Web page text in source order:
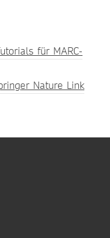
für MARC-
Nature Link